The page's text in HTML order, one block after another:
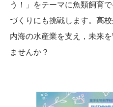
う！」をテーマに魚類飼育
づくりにも挑戦します。高
内海の水産業を支え，未来
ませんか？